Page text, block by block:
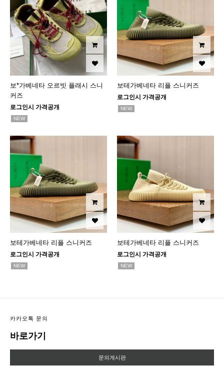
보*가베네타 오르빗 플래시 스니
커즈
로그인시 가격공개
NEW
보테가베네타 리플 스니커즈
로그인시 가격공개
NEW
보테가베네타 리플 스니커즈
로그인시 가격공개
NEW
보테가베네타 리플 스니커즈
로그인시 가격공개
NEW
카카오톡 문의
바로가기
문의게시판